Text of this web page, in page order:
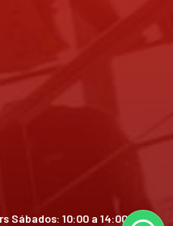
Sábados: 10:00 a 14:00 hrs